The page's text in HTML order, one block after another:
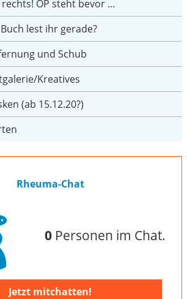
rechts! OP steht bevor ...
lest ihr gerade?
und Schub
Kreatives
(ab 15.12.20?)
Rheuma-Chat
0Personen im Chat.
Jetzt mitchatten!